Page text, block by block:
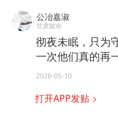
公冶嘉淑
甘肃陇南
彻夜未眠，只为
一次他们真的再
2026-05-10
打开APP发贴